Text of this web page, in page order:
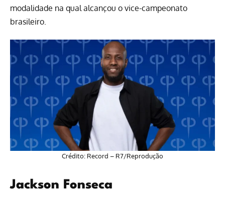
modalidade na qual alcançou o vice-campeonato
brasileiro.
Crédito: Record – R7/Reprodução
Jackson Fonseca